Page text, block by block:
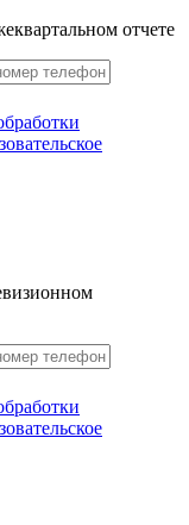
отчете